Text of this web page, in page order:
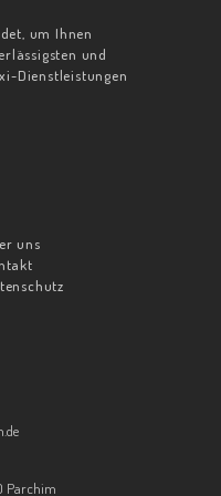
um Ihnen
und
Dienstleistungen
uns
Parchim